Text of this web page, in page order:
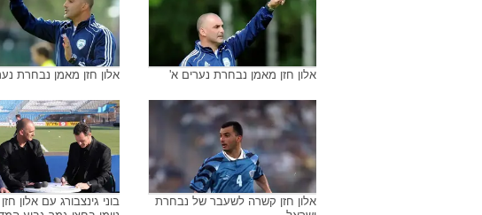
אלון חזן מאמן נבחרת נערים א' אלון חזן מאמן נבחרת
אלון חזן קשרה לשעבר של נבחרת
בוני גינצבורג עם אלון